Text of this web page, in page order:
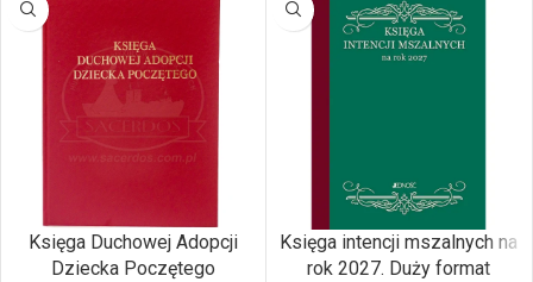
Księga Duchowej Adopcji
Dziecka Poczętego
Księga intencji mszalnych na
rok 2027. Duży format